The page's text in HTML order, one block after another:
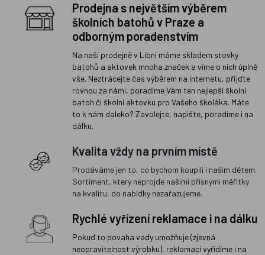
Prodejna s největším výběrem
školních batohů v Praze a
odborným poradenstvím
Na naší prodejně v Libni máme skladem stovky
batohů a aktovek mnoha značek a víme o nich úplně
vše. Neztrácejte čas výběrem na internetu, přijďte
rovnou za námi, poradíme Vám ten nejlepší školní
batoh či školní aktovku pro Vašeho školáka. Máte
to k nám daleko? Zavolejte, napište, poradíme i na
dálku.
Kvalita vždy na prvním místě
Prodáváme jen to, co bychom koupili i našim dětem.
Sortiment, který neprojde našimi přísnými měřítky
na kvalitu, do nabídky nezařazujeme.
Rychlé vyřízení reklamace i na dálku
Pokud to povaha vady umožňuje (zjevná
neopravitelnost výrobku), reklamaci vyřídíme i na